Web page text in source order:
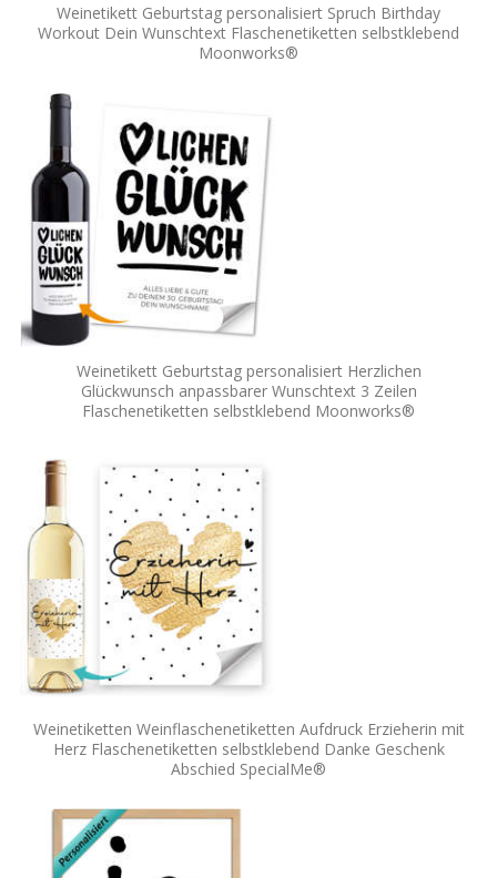
Weinetikett Geburtstag personalisiert Spruch Birthday
Workout Dein Wunschtext Flaschenetiketten selbstklebend
Moonworks®
Weinetikett Geburtstag personalisiert Herzlichen
Glückwunsch anpassbarer Wunschtext 3 Zeilen
Flaschenetiketten selbstklebend Moonworks®
Weinetiketten Weinflaschenetiketten Aufdruck Erzieherin mit
Herz Flaschenetiketten selbstklebend Danke Geschenk
Abschied SpecialMe®